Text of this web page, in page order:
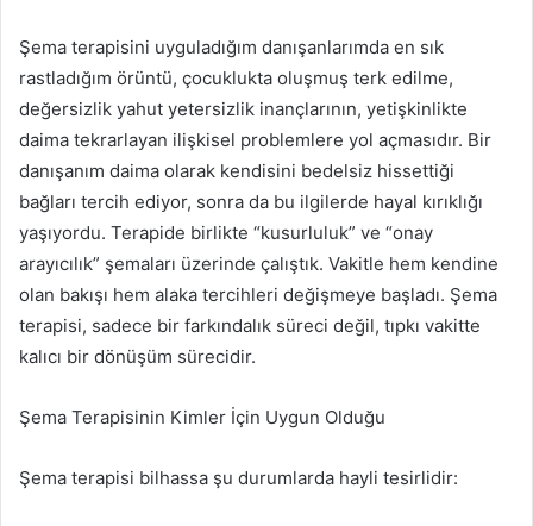
Şema terapisini uyguladığım danışanlarımda en sık
rastladığım örüntü, çocuklukta oluşmuş terk edilme,
değersizlik yahut yetersizlik inançlarının, yetişkinlikte
daima tekrarlayan ilişkisel problemlere yol açmasıdır. Bir
danışanım daima olarak kendisini bedelsiz hissettiği
bağları tercih ediyor, sonra da bu ilgilerde hayal kırıklığı
yaşıyordu. Terapide birlikte “kusurluluk” ve “onay
arayıcılık” şemaları üzerinde çalıştık. Vakitle hem kendine
olan bakışı hem alaka tercihleri değişmeye başladı. Şema
terapisi, sadece bir farkındalık süreci değil, tıpkı vakitte
kalıcı bir dönüşüm sürecidir.
Şema Terapisinin Kimler İçin Uygun Olduğu
Şema terapisi bilhassa şu durumlarda hayli tesirlidir: